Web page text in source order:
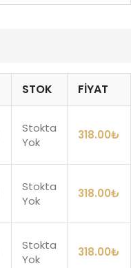
STOK FIYAT
Stokta
Yok
318.00₺
Stokta
Yok
318.00₺
Stokta
Yok
318.00₺